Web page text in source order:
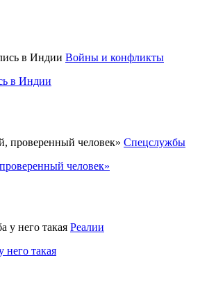
Войны и конфликты
в Индии
Спецслужбы
человек»
Реалии
него такая